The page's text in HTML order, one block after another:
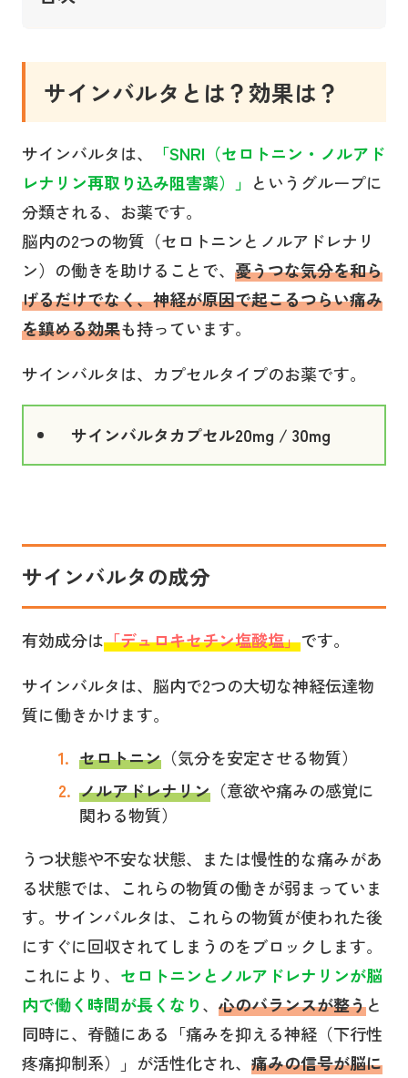
サインバルタとは？効果は？
サインバルタは、
「SNRI（セロトニン・ノルアド
レナリン再取り込み阻害薬）」 というグループに
分類される、お薬です。
脳内の2つの物質（セロトニンとノルアドレナリ
ン）の働きを助けることで、 憂うつな気分を和ら
げるだけでなく、神経が原因で起こるつらい痛み
を鎮める効果も持っています。
サインバルタは、カプセルタイプのお薬です。
サインバルタカプセル20mg / 30mg
サインバルタの成分
有効成分は「デュロキセチン塩酸塩」です。
サインバルタは、脳内で2つの大切な神経伝達物
質に働きかけます。
セロトニン（気分を安定させる物質）
ノルアドレナリン（意欲や痛みの感覚に
関わる物質）
うつ状態や不安な状態、または慢性的な痛みがあ
る状態では、これらの物質の働きが弱まっていま
す。サインバルタは、これらの物質が使われた後
にすぐに回収されてしまうのをブロックします。
これにより、 セロトニンとノルアドレナリンが脳
内で働く時間が長くなり、 心のバランスが整うと
同時に、脊髄にある「痛みを抑える神経（下行性
疼痛抑制系）」が活性化され、 痛みの信号が脳に